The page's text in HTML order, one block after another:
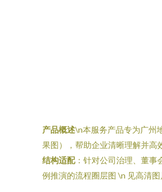
产品概述\n本服务产品专为广州
果图），帮助企业清晰理解并
结构适配：针对公司治理、董事
例推演的流程圈层图 \n 见高清